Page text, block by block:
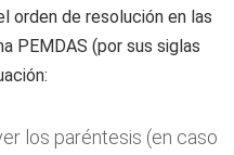
orden de resolución en las
PEMDAS (por sus siglas
los paréntesis (en caso